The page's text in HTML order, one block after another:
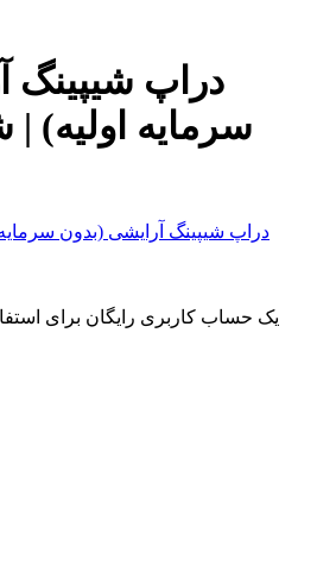
دراپ شیپینگ
سرمایه
دراپ شیپینگ آرایشی (بدون
یک حساب کاربری رایگان برای